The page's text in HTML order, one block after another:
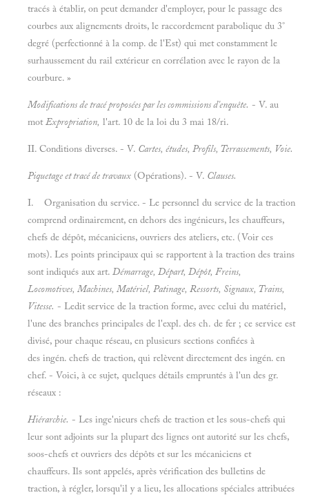
tracés à établir, on peut demander d'employer, pour le passage des
courbes aux alignements droits, le raccordement parabolique du 3°
degré (perfectionné à la comp. de l'Est) qui met constamment le
surhaussement du rail extérieur en corrélation avec le rayon de la
courbure. »
Modifications de tracé proposées par les commissions d'enquête. - V. au
motExpropriation, l'art. 10 de la loi du 3 mai 18/ri.
II. Conditions diverses. - V. Cartes, études, Profils, Terrassements, Voie.
Piquetage et tracé de travaux (Opérations). - V. Clauses.
I. Organisation du service. - Le personnel du service de la traction
comprend ordinairement, en dehors des ingénieurs, les chauffeurs,
chefs de dépôt, mécaniciens, ouvriers des ateliers, etc. (Voir ces
mots). Les points principaux qui se rapportent à la traction des trains
sont indiqués aux art. Démarrage, Départ, Dépôt, Freins,
Locomotives, Machines, Matériel, Patinage, Ressorts, Signaux, Trains,
Vitesse. - Ledit service de la traction forme, avec celui du matériel,
l'une des branches principales de l'expl. des ch. de fer ; ce service est
divisé, pour chaque réseau, en plusieurs sections confiées à
des ingén. chefs de traction, qui relèvent directement des ingén. en
chef. - Voici, à ce sujet, quelques détails empruntés à l'un des gr.
réseaux :
Hiérarchie. - Les inge'nieurs chefs de traction et les sous-chefs qui
leur sont adjoints sur la plupart des lignes ont autorité sur les chefs,
soos-chefs et ouvriers des dépôts et sur les mécaniciens et
chauffeurs. Ils sont appelés, après vérification des bulletins de
traction, à régler, lorsqu'il y a lieu, les allocations spéciales attribuées